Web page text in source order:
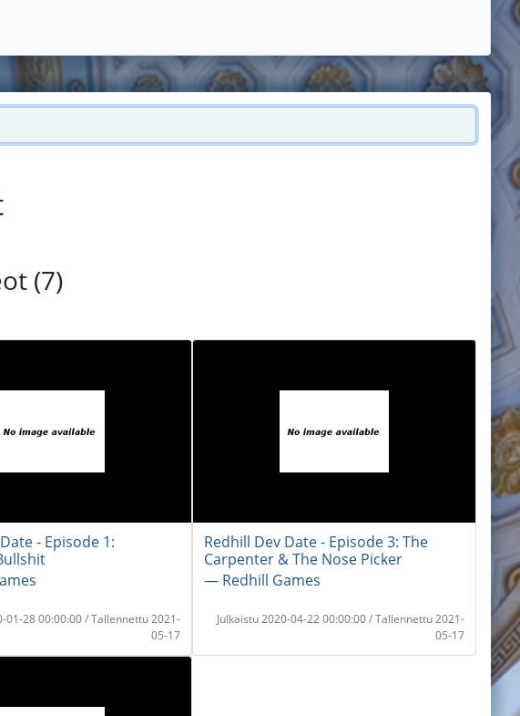
(7)
- Episode 1:
01-28 00:00:00 / Tallennettu 2021-
05-17
Redhill Dev Date - Episode 3: The
Carpenter & The Nose Picker
― Redhill Games
Julkaistu 2020-04-22 00:00:00 / Tallennettu 2021-
05-17